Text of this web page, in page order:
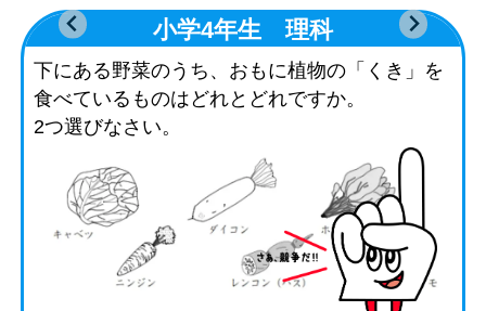
小学4年生 理科
下にある野菜のうち、おもに植物の「くき」を
食べているものはどれとどれですか。
2つ選びなさい。